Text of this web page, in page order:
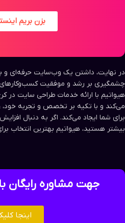
بزن بریم
در نهایت، داشتن یک وب‌سایت حرفه‌ای و
چشمگیری بر رشد و موفقیت
هیواتیم با ارائه خدمات طراحی سایت در
می‌کند و با تکیه بر تخصص و تجربه خود،
برای شما ایجاد می‌کند. اگر به دنبال
بیشتر هستید، هیواتیم بهترین انتخاب
جهت مشاوره رایگان
اینجا